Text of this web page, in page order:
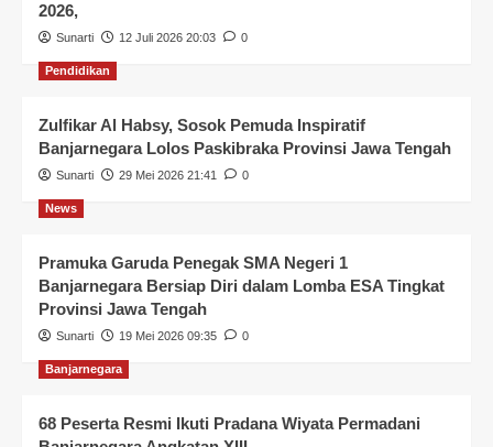
2026,
Sunarti 12 Juli 2026 20:03 0
Pendidikan
Zulfikar Al Habsy, Sosok Pemuda Inspiratif
Banjarnegara Lolos Paskibraka Provinsi Jawa Tengah
Sunarti 29 Mei 2026 21:41 0
News
Pramuka Garuda Penegak SMA Negeri 1
Banjarnegara Bersiap Diri dalam Lomba ESA Tingkat
Provinsi Jawa Tengah
Sunarti 19 Mei 2026 09:35 0
Banjarnegara
68 Peserta Resmi Ikuti Pradana Wiyata Permadani